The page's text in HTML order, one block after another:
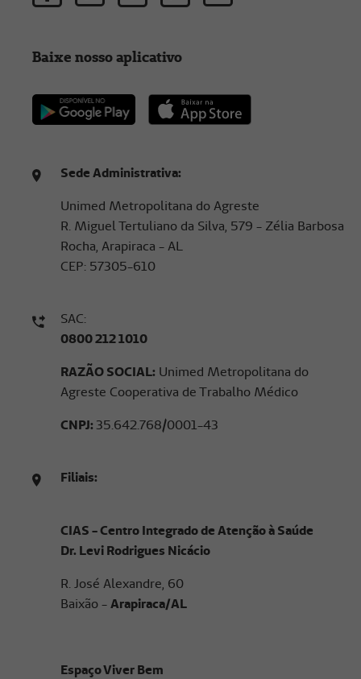
Sede Administrativa:
Unimed Metropolitana do Agreste
R. Miguel Tertuliano da Silva, 579 - Zélia Barbosa
Rocha, Arapiraca - AL
CEP: 57305-610
SAC:
0800 212 1010
RAZÃO SOCIAL: Unimed Metropolitana do
Agreste Cooperativa de Trabalho Médico
CNPJ: 35.642.768/0001-43
Filiais:
CIAS - Centro Integrado de Atenção à Saúde
Dr. Levi Rodrigues Nicácio
R. José Alexandre, 60
Baixão -Arapiraca/AL
Espaço Viver Bem
Baixe nosso aplicativo